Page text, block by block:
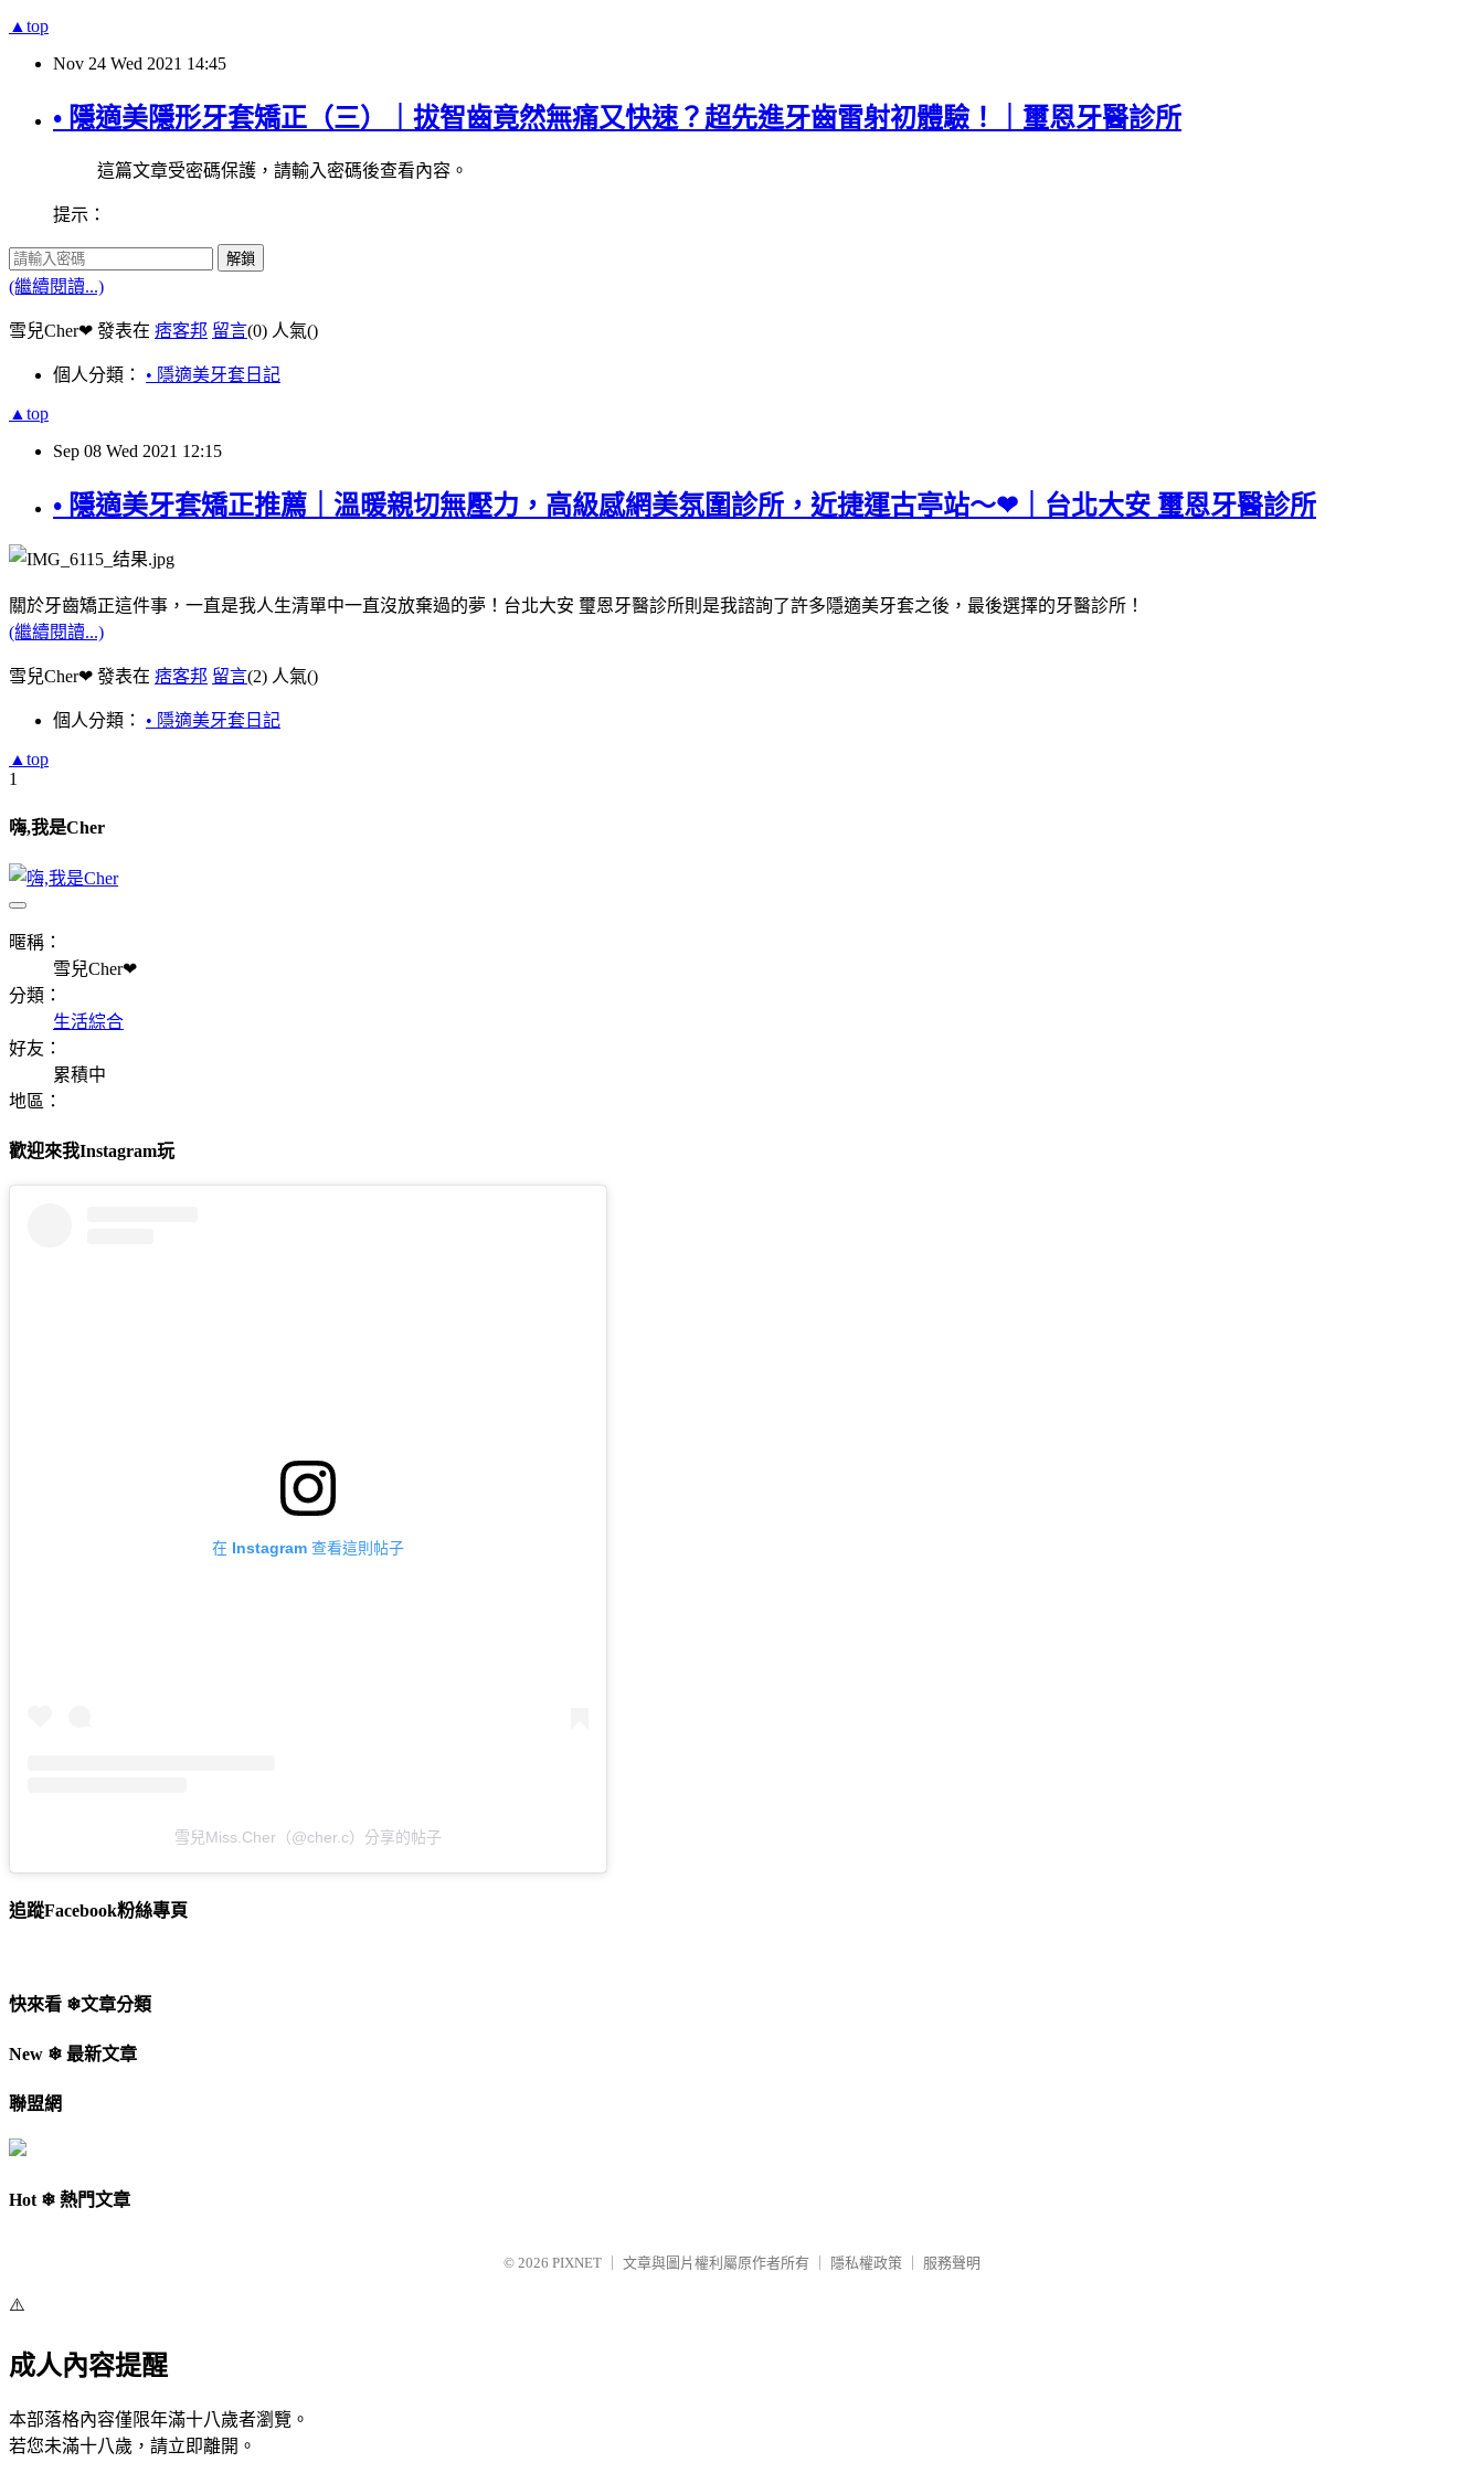
▲top
Nov 24 Wed 2021 14:45
• 隱適美隱形牙套矯正（三）｜拔智齒竟然無痛又快速？超先進牙齒雷射初體驗！｜璽恩牙醫診所
這篇文章受密碼保護，請輸入密碼後查看內容。
提示：
解鎖
(繼續閱讀...)
雪兒Cher❤ 發表在 痞客邦 留言(0) 人氣()
個人分類： • 隱適美牙套日記
▲top
Sep 08 Wed 2021 12:15
• 隱適美牙套矯正推薦｜溫暖親切無壓力，高級感網美氛圍診所，近捷運古亭站～❤｜台北大安 璽恩牙醫診所
關於牙齒矯正這件事，一直是我人生清單中一直沒放棄過的夢！台北大安 璽恩牙醫診所則是我諮詢了許多隱適美牙套之後，最後選擇的牙醫診所！
(繼續閱讀...)
雪兒Cher❤ 發表在 痞客邦 留言(2) 人氣()
個人分類： • 隱適美牙套日記
▲top
1
嗨,我是Cher
暱稱：
雪兒Cher❤
分類：
生活綜合
好友：
累積中
地區：
歡迎來我Instagram玩
在 Instagram 查看這則帖子
雪兒Miss.Cher（@cher.c）分享的帖子
追蹤Facebook粉絲專頁
快來看 ❄文章分類
New ❄ 最新文章
聯盟網
Hot ❄ 熱門文章
© 2026 PIXNET 文章與圖片權利屬原作者所有 隱私權政策 服務聲明
⚠️
成人內容提醒
本部落格內容僅限年滿十八歲者瀏覽。
若您未滿十八歲，請立即離開。